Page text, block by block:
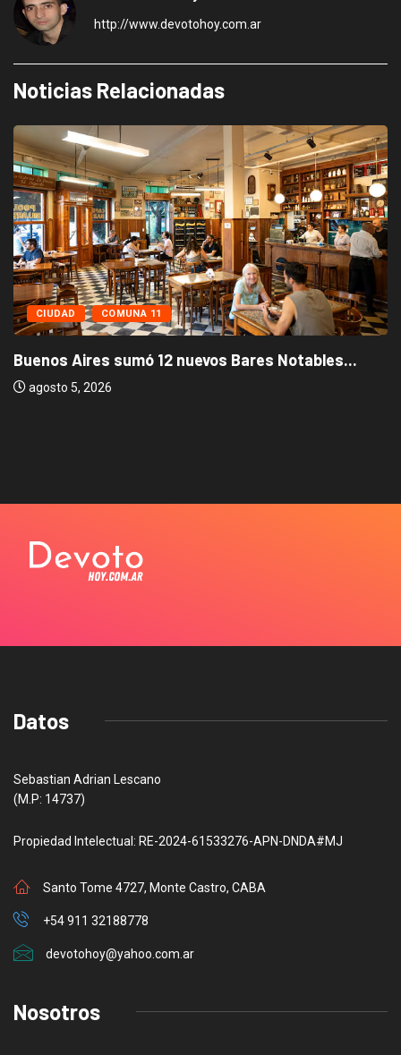
http://www.devotohoy.com.ar
Noticias Relacionadas
CIUDAD COMUNA 11
Buenos Aires sumó 12 nuevos Bares Notables...
agosto 5, 2026
Datos
Sebastian Adrian Lescano
(M.P: 14737)
Propiedad Intelectual: RE-2024-61533276-APN-DNDA#MJ
Santo Tome 4727, Monte Castro, CABA
+54 911 32188778
devotohoy@yahoo.com.ar
Nosotros